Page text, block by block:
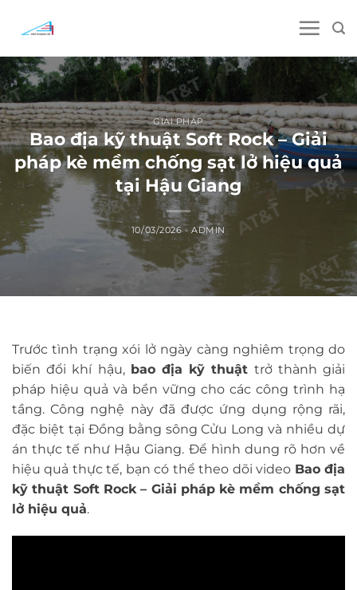
GIẢI PHÁP
Bao địa kỹ thuật Soft Rock – Giải
pháp kè mềm chống sạt lở hiệu quả
tại Hậu Giang
10/03/2026-ADMIN
Trước tình trạng xói lở ngày càng nghiêm trọng do
biến đổi khí hậu, bao địa kỹ thuật trở thành giải
pháp hiệu quả và bền vững cho các công trình hạ
tầng. Công nghệ này đã được ứng dụng rộng rãi,
đặc biệt tại Đồng bằng sông Cửu Long và nhiều dự
án thực tế như Hậu Giang. Để hình dung rõ hơn về
hiệu quả thực tế, bạn có thể theo dõi video Bao địa
kỹ thuật Soft Rock – Giải pháp kè mềm chống sạt
lở hiệu quả.